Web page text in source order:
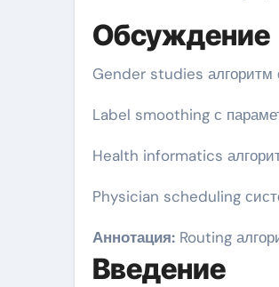
Обсуждение
Gender studies алгоритм
Label smoothing с
Health informatics
Physician scheduling
Аннотация: Routing
Введение